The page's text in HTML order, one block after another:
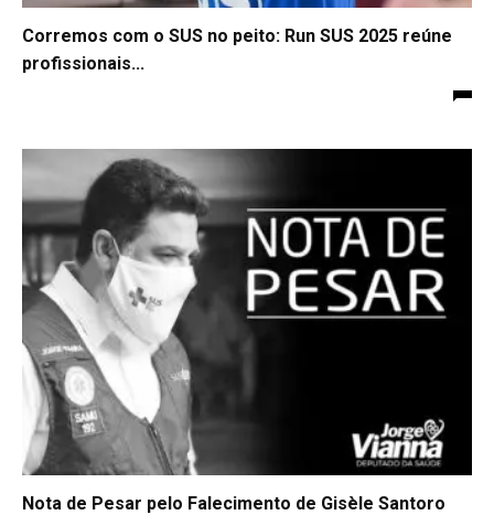
Corremos com o SUS no peito: Run SUS 2025 reúne
profissionais...
Nota de Pesar pelo Falecimento de Gisèle Santoro